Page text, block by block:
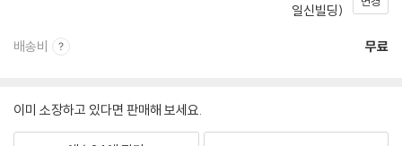
일신빌딩)
배송비 무료
이미 소장하고 있다면 판매해 보세요.